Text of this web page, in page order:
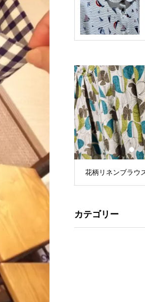
花柄リネンブラウス
1 2
カテゴリー